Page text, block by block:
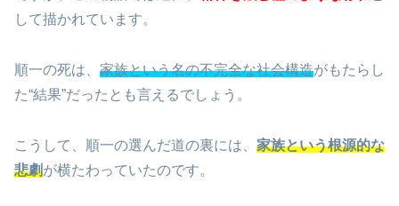
して描かれています。
順一の死は、 家族という名の不完全な社会構造がもたらし
た“結果”だったとも言えるでしょう。
こうして、順一の選んだ道の裏には、 家族という根源的な
悲劇が横たわっていたのです。